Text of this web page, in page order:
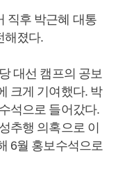
직후 박근혜 대통
해졌다.
대선 캠프의 공보
크게 기여했다. 박
석으로 들어갔다.
추행 의혹으로 이
6월 홍보수석으로